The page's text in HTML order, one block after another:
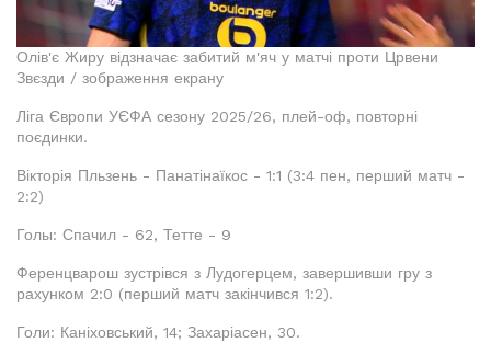
Олів'є Жиру відзначає забитий м'яч у матчі проти Црвени
Звєзди / зображення екрану
Ліга Європи УЄФА сезону 2025/26, плей-оф, повторні
поєдинки.
Вікторія Пльзень - Панатінаїкос - 1:1 (3:4 пен, перший матч -
2:2)
Голы: Спачил - 62, Тетте - 9
Ференцварош зустрівся з Лудогерцем, завершивши гру з
рахунком 2:0 (перший матч закінчився 1:2).
Голи: Каніховський, 14; Захаріасен, 30.